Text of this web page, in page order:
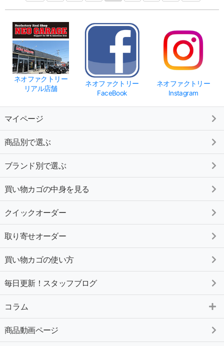
ネオファクトリー
リアル店舗
ネオファクトリー
FaceBook
ネオファクトリー
Instagram
マイページ
商品別で選ぶ
ブランド別で選ぶ
買い物カゴの中身を見る
クイックオーダー
取り寄せオーダー
買い物カゴの使い方
毎日更新！スタッフブログ
コラム
商品動画ページ